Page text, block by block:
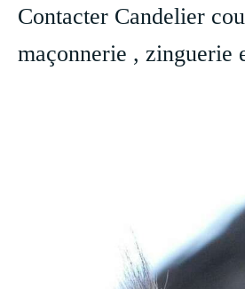
Contacter Candelier
maçonnerie , zinguerie